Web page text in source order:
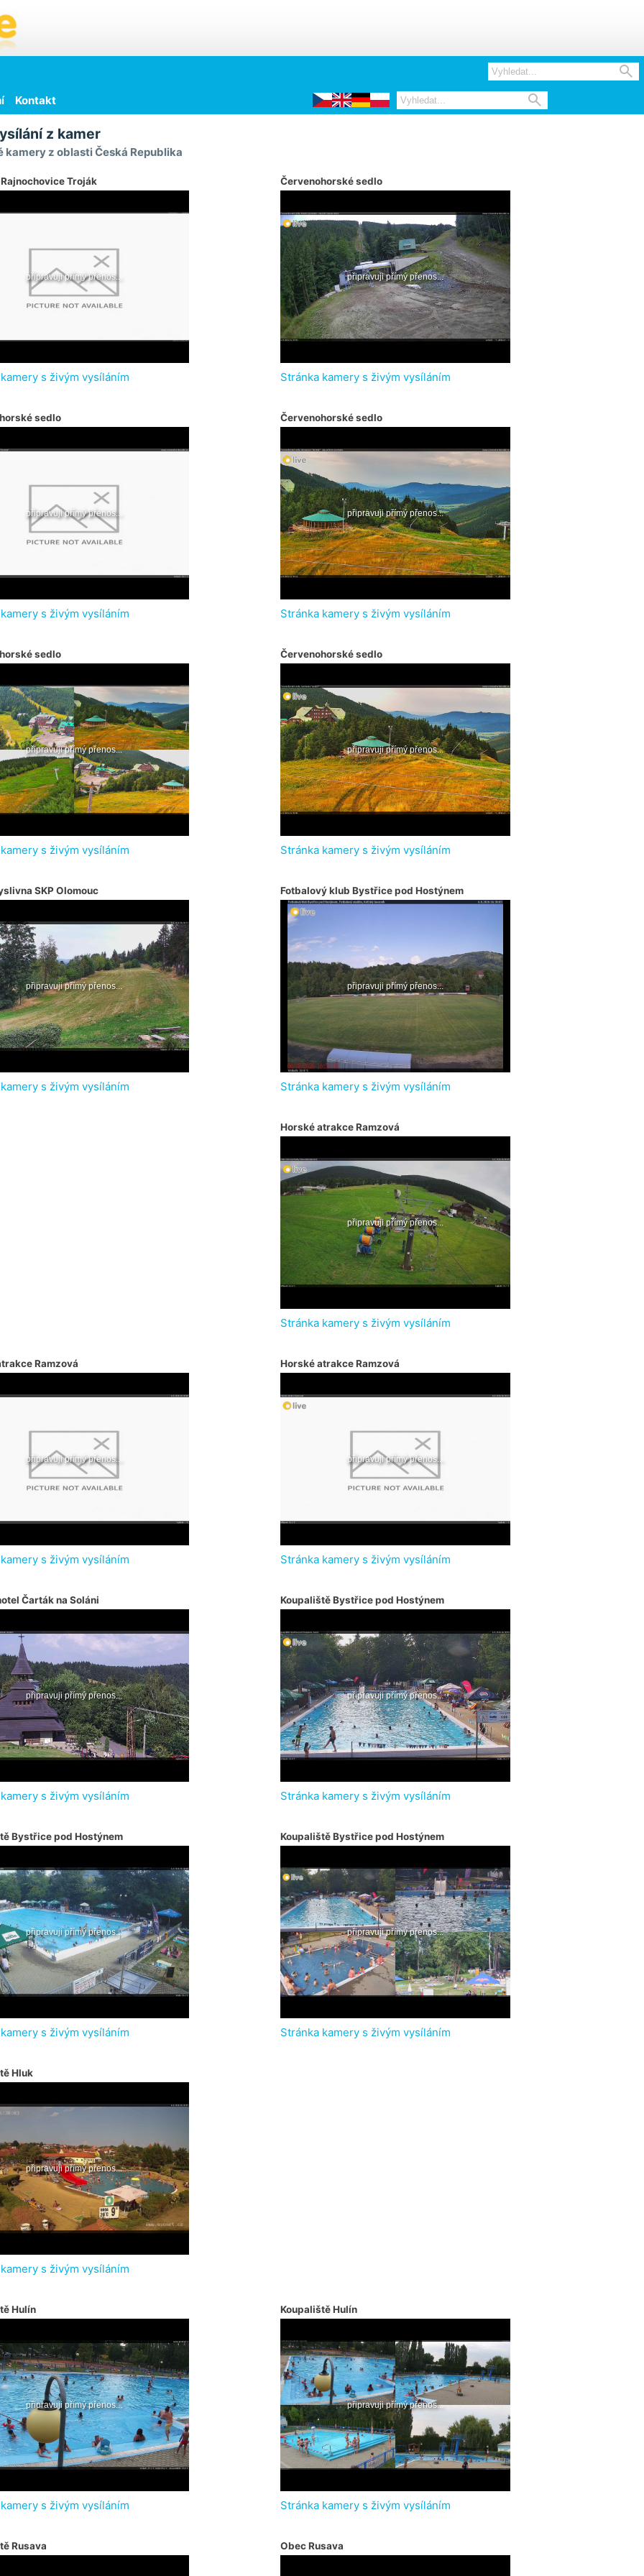

Kontakt 
z kamer
kamery z oblasti Česká Republika
Troják
s živým vysíláním
Červenohorské sedlo
Stránka kamery s živým vysíláním
sedlo
s živým vysíláním
Červenohorské sedlo
Stránka kamery s živým vysíláním
sedlo
s živým vysíláním
Červenohorské sedlo
Stránka kamery s živým vysíláním
SKP Olomouc
s živým vysíláním
Fotbalový klub Bystřice pod Hostýnem
Stránka kamery s živým vysíláním
Horské atrakce Ramzová
Stránka kamery s živým vysíláním
Ramzová
s živým vysíláním
Horské atrakce Ramzová
Stránka kamery s živým vysíláním
Čarták na Soláni
s živým vysíláním
Koupaliště Bystřice pod Hostýnem
Stránka kamery s živým vysíláním
Bystřice pod Hostýnem
s živým vysíláním
Koupaliště Bystřice pod Hostýnem
Stránka kamery s živým vysíláním
Hluk
s živým vysíláním
Hulín
s živým vysíláním
Koupaliště Hulín
Stránka kamery s živým vysíláním
Rusava Obec Rusava